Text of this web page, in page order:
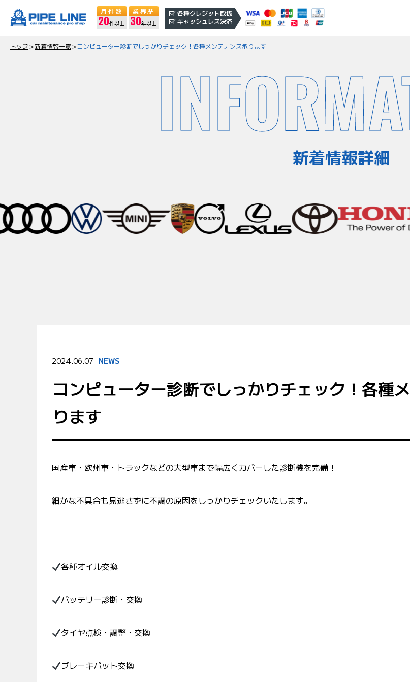
月件数
20件以上
業界歴
30年以上
各種クレジット取扱
キャッシュレス決済
トップ＞新着情報一覧＞コンピューター診断でしっかりチェック！各種メンテナンス承ります
新着情報詳細
2024.06.07 NEWS
コンピューター診断でしっかりチェック！各種
ります
国産車・欧州車・トラックなどの大型車まで幅広くカバーした診断機を完備！
細かな不具合も見逃さずに不調の原因をしっかりチェックいたします。
各種オイル交換
バッテリー診断・交換
タイヤ点検・調整・交換
ブレーキパット交換